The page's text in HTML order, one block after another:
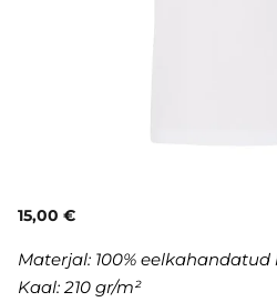
15,00 €
Materjal: 100%
Kaal: 210 gr/m²